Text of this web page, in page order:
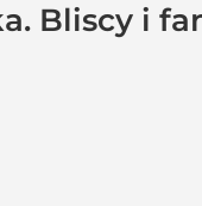
Bliscy i